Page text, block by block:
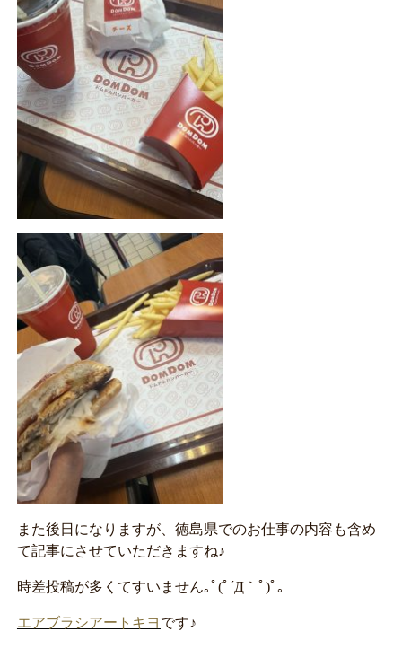
また後日になりますが、徳島県でのお仕事の内容も含め
て記事にさせていただきますね♪
時差投稿が多くてすいません｡ﾟ(ﾟ´Д｀ﾟ)ﾟ｡
エアブラシアートキヨ です♪